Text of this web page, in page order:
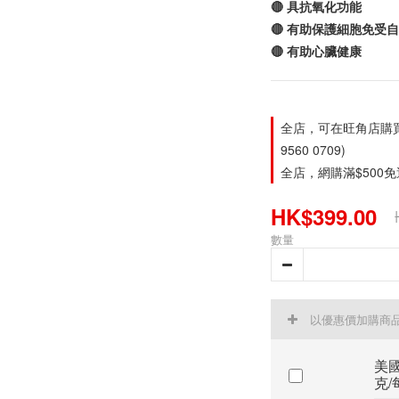
🔴 具抗氧化功能
🔴 有助保護細胞免受
🔴 有助心臟健康
全店，可在旺角店購
9560 0709)
全店，網購滿$500
HK$399.00
數量
以優惠價加購商
美
克/